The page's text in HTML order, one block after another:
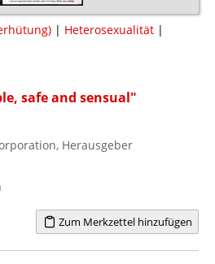
| Heterosexualität |
safe and sensual"
Herausgeber
Zum Merkzettel hinzufügen